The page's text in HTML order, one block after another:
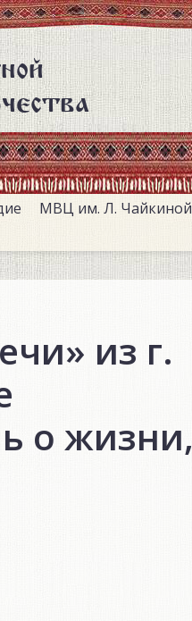
МВЦ им. Л. Чайкиной
из г.
о жизни,